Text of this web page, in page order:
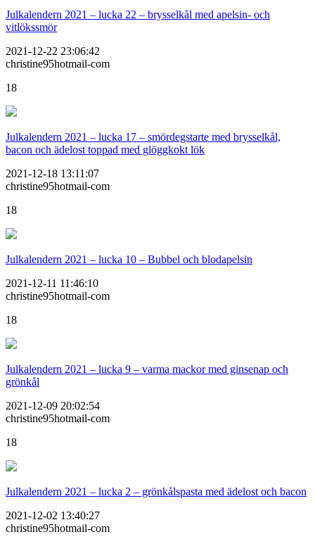
Julkalendern 2021 – lucka 22 – brysselkål med apelsin- och
vitlökssmör
2021-12-22 23:06:42
christine95hotmail-com
18
Julkalendern 2021 – lucka 17 – smördegstarte med brysselkål,
bacon och ädelost toppad med glöggkokt lök
2021-12-18 13:11:07
christine95hotmail-com
18
Julkalendern 2021 – lucka 10 – Bubbel och blodapelsin
2021-12-11 11:46:10
christine95hotmail-com
18
Julkalendern 2021 – lucka 9 – varma mackor med ginsenap och
grönkål
2021-12-09 20:02:54
christine95hotmail-com
18
Julkalendern 2021 – lucka 2 – grönkålspasta med ädelost och bacon
2021-12-02 13:40:27
christine95hotmail-com